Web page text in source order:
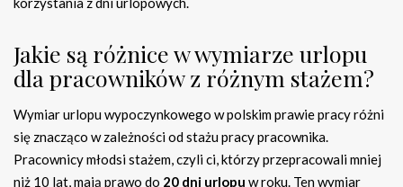
Jakie są różnice w wymiarze urlopu
dla pracowników z różnym stażem?
Wymiar urlopu wypoczynkowego w polskim prawie pracy różni
się znacząco w zależności od stażu pracy pracownika.
Pracownicy młodsi stażem, czyli ci, którzy przepracowali mniej
niż 10 lat, mają prawo do 20 dni urlopu w roku. Ten wymiar